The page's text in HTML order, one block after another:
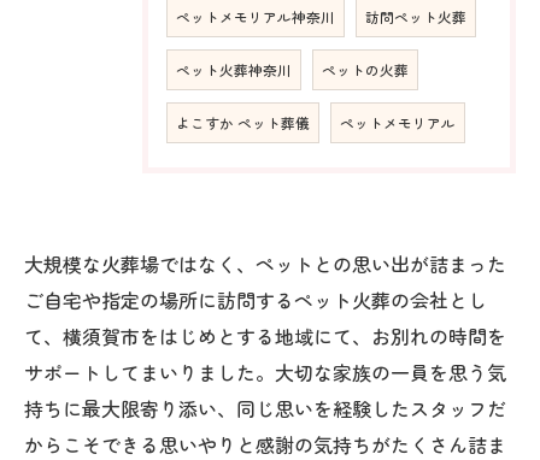
ペットメモリアル神奈川 訪問ペット火葬
ペット火葬神奈川 ペットの火葬
よこすか ペット葬儀 ペットメモリアル
大規模な火葬場ではなく、ペットとの思い出が詰まった
ご自宅や指定の場所に訪問するペット火葬の会社とし
て、横須賀市をはじめとする地域にて、お別れの時間を
サポートしてまいりました。大切な家族の一員を思う気
持ちに最大限寄り添い、同じ思いを経験したスタッフだ
からこそできる思いやりと感謝の気持ちがたくさん詰ま